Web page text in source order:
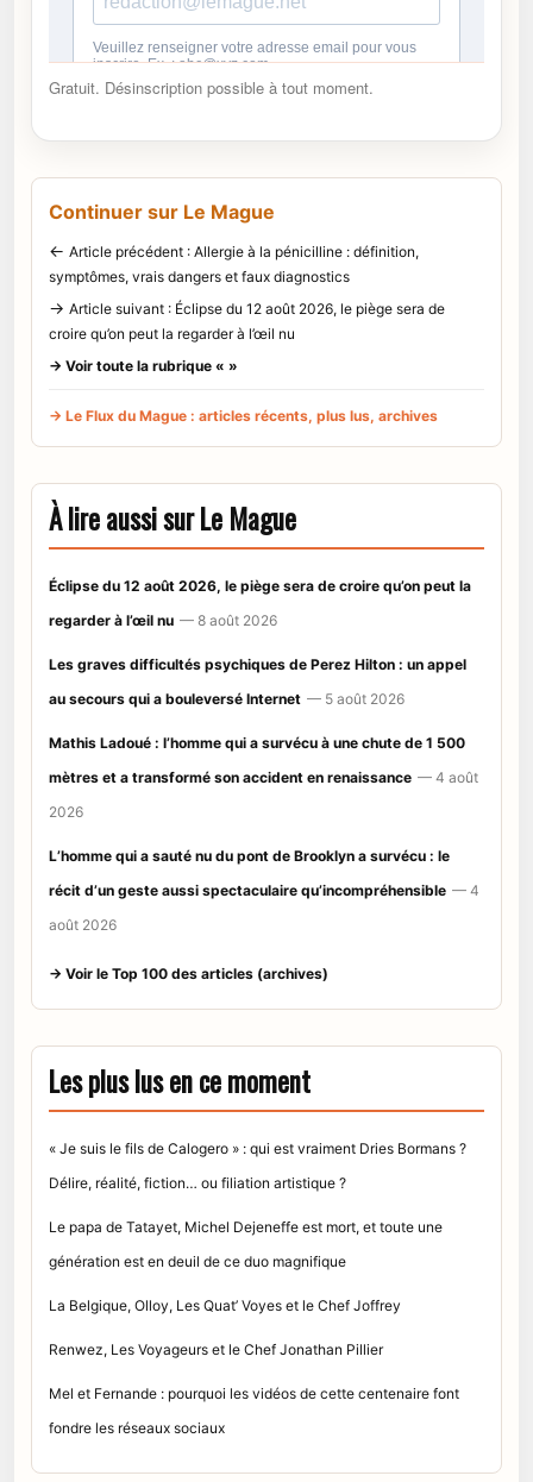
Gratuit. Désinscription possible à tout moment.
Continuer sur Le Mague
← Article précédent : Allergie à la pénicilline : définition,
symptômes, vrais dangers et faux diagnostics
→ Article suivant : Éclipse du 12 août 2026, le piège sera de
croire qu’on peut la regarder à l’œil nu
→ Voir toute la rubrique « »
→ Le Flux du Mague : articles récents, plus lus, archives
À lire aussi sur Le Mague
Éclipse du 12 août 2026, le piège sera de croire qu’on peut la
regarder à l’œil nu — 8 août 2026
Les graves difficultés psychiques de Perez Hilton : un appel
au secours qui a bouleversé Internet — 5 août 2026
Mathis Ladoué : l’homme qui a survécu à une chute de 1 500
mètres et a transformé son accident en renaissance — 4 août
2026
L’homme qui a sauté nu du pont de Brooklyn a survécu : le
récit d’un geste aussi spectaculaire qu’incompréhensible — 4
août 2026
→ Voir le Top 100 des articles (archives)
Les plus lus en ce moment
« Je suis le fils de Calogero » : qui est vraiment Dries Bormans ?
Délire, réalité, fiction… ou filiation artistique ?
Le papa de Tatayet, Michel Dejeneffe est mort, et toute une
génération est en deuil de ce duo magnifique
La Belgique, Olloy, Les Quat’ Voyes et le Chef Joffrey
Renwez, Les Voyageurs et le Chef Jonathan Pillier
Mel et Fernande : pourquoi les vidéos de cette centenaire font
fondre les réseaux sociaux